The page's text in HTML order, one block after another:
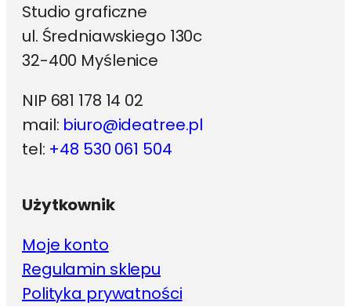
Studio graficzne
ul. Średniawskiego 130c
32-400 Myślenice
NIP 681 178 14 02
mail: biuro@ideatree.pl
tel: +48 530 061 504
Użytkownik
Moje konto
Regulamin sklepu
Polityka prywatności